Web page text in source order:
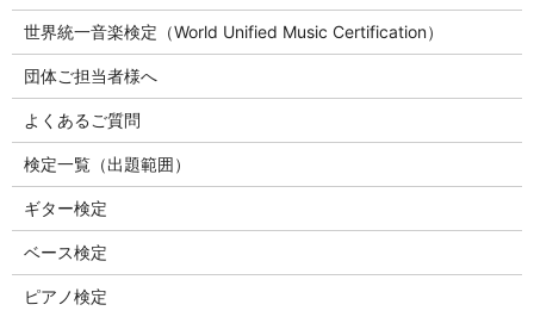
世界統一音楽検定（World Unified Music Certification）
団体ご担当者様へ
よくあるご質問
検定一覧（出題範囲）
ギター検定
ベース検定
ピアノ検定